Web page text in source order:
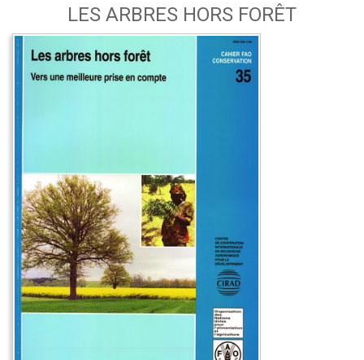
LES ARBRES HORS FORÊT